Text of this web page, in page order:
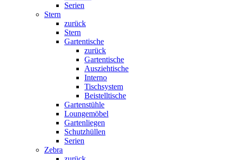
Serien
Stern
zurück
Stern
Gartentische
zurück
Gartentische
Ausziehtische
Interno
Tischsystem
Beistelltische
Gartenstühle
Loungemöbel
Gartenliegen
Schutzhüllen
Serien
Zebra